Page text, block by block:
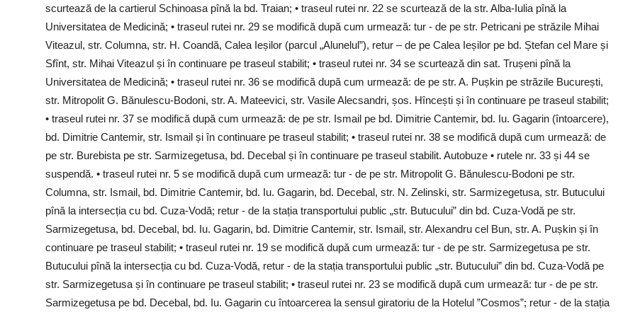
scurtează de la cartierul Schinoasa pînă la bd. Traian; • traseul rutei nr. 22 se scurtează de la str. Alba-Iulia pînă la
Universitatea de Medicină; • traseul rutei nr. 29 se modifică după cum urmează: tur - de pe str. Petricani pe străzile Mihai
Viteazul, str. Columna, str. H. Coandă, Calea Ieșilor (parcul „Alunelul”), retur – de pe Calea Ieșilor pe bd. Ștefan cel Mare și
Sfînt, str. Mihai Viteazul și în continuare pe traseul stabilit; • traseul rutei nr. 34 se scurtează din sat. Trușeni pînă la
Universitatea de Medicină; • traseul rutei nr. 36 se modifică după cum urmează: de pe str. A. Pușkin pe străzile București,
str. Mitropolit G. Bănulescu-Bodoni, str. A. Mateevici, str. Vasile Alecsandri, șos. Hîncești și în continuare pe traseul stabilit;
• traseul rutei nr. 37 se modifică după cum urmează: de pe str. Ismail pe bd. Dimitrie Cantemir, bd. Iu. Gagarin (întoarcere),
bd. Dimitrie Cantemir, str. Ismail și în continuare pe traseul stabilit; • traseul rutei nr. 38 se modifică după cum urmează: de
pe str. Burebista pe str. Sarmizegetusa, bd. Decebal și în continuare pe traseul stabilit. Autobuze • rutele nr. 33 și 44 se
suspendă. • traseul rutei nr. 5 se modifică după cum urmează: tur - de pe str. Mitropolit G. Bănulescu-Bodoni pe str.
Columna, str. Ismail, bd. Dimitrie Cantemir, bd. Iu. Gagarin, bd. Decebal, str. N. Zelinski, str. Sarmizegetusa, str. Butucului
pînă la intersecția cu bd. Cuza-Vodă; retur - de la stația transportului public „str. Butucului” din bd. Cuza-Vodă pe str.
Sarmizegetusa, bd. Decebal, bd. Iu. Gagarin, bd. Dimitrie Cantemir, str. Ismail, str. Alexandru cel Bun, str. A. Pușkin și în
continuare pe traseul stabilit; • traseul rutei nr. 19 se modifică după cum urmează: tur - de pe str. Sarmizegetusa pe str.
Butucului pînă la intersecția cu bd. Cuza-Vodă, retur - de la stația transportului public „str. Butucului” din bd. Cuza-Vodă pe
str. Sarmizegetusa și în continuare pe traseul stabilit; • traseul rutei nr. 23 se modifică după cum urmează: tur - de pe str.
Sarmizegetusa pe bd. Decebal, bd. Iu. Gagarin cu întoarcerea la sensul giratoriu de la Hotelul ”Cosmos”; retur - de la stația